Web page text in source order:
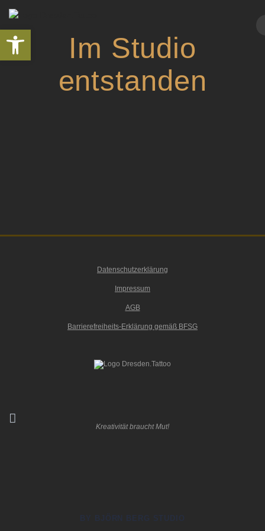
Im Studio
entstanden
BY BJÖRN BERG STUDIO
Datenschutzerklärung
Impressum
AGB
Barrierefreiheits-Erklärung gemäß BFSG
Kreativität braucht Mut!
Open toolbar